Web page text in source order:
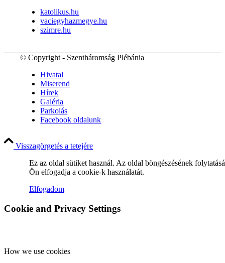
katolikus.hu
vaciegyhazmegye.hu
szimre.hu
© Copyright - Szentháromság Plébánia
Hivatal
Miserend
Hírek
Galéria
Parkolás
Facebook oldalunk
Visszagörgetés a tetejére
Ez az oldal sütiket használ. Az oldal böngészésének
Ön elfogadja a cookie-k használatát.
Elfogadom
Cookie and Privacy Settings
How we use cookies